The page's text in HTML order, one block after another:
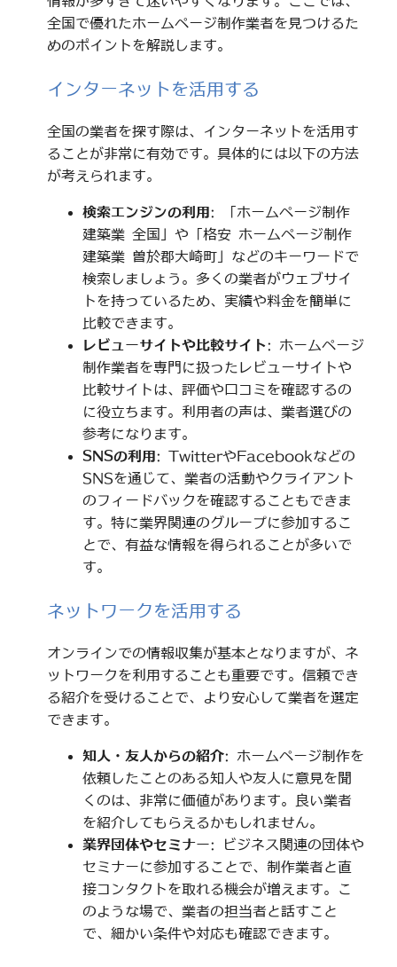
全国で優れたホームページ制作業者を見つけるた
めのポイントを解説します。
インターネットを活用する
全国の業者を探す際は、インターネットを活用す
ることが非常に有効です。具体的には以下の方法
が考えられます。
検索エンジンの利用 : 「ホームページ制作
建築業 全国」や「格安 ホームページ制作
建築業 曽於郡大崎町」などのキーワードで
検索しましょう。多くの業者がウェブサイ
トを持っているため、実績や料金を簡単に
比較できます。
レビューサイトや比較サイト: ホームページ
制作業者を専門に扱ったレビューサイトや
比較サイトは、評価や口コミを確認するの
に役立ちます。利用者の声は、業者選びの
参考になります。
SNSの利用 : TwitterやFacebookなどの
SNSを通じて、業者の活動やクライアント
のフィードバックを確認することもできま
す。特に業界関連のグループに参加するこ
とで、有益な情報を得られることが多いで
す。
ネットワークを活用する
オンラインでの情報収集が基本となりますが、ネ
ットワークを利用することも重要です。信頼でき
る紹介を受けることで、より安心して業者を選定
できます。
知人・友人からの紹介: ホームページ制作を
依頼したことのある知人や友人に意見を聞
くのは、非常に価値があります。良い業者
を紹介してもらえるかもしれません。
業界団体やセミナー: ビジネス関連の団体や
セミナーに参加することで、制作業者と直
接コンタクトを取れる機会が増えます。こ
のような場で、業者の担当者と話すこと
で、細かい条件や対応も確認できます。